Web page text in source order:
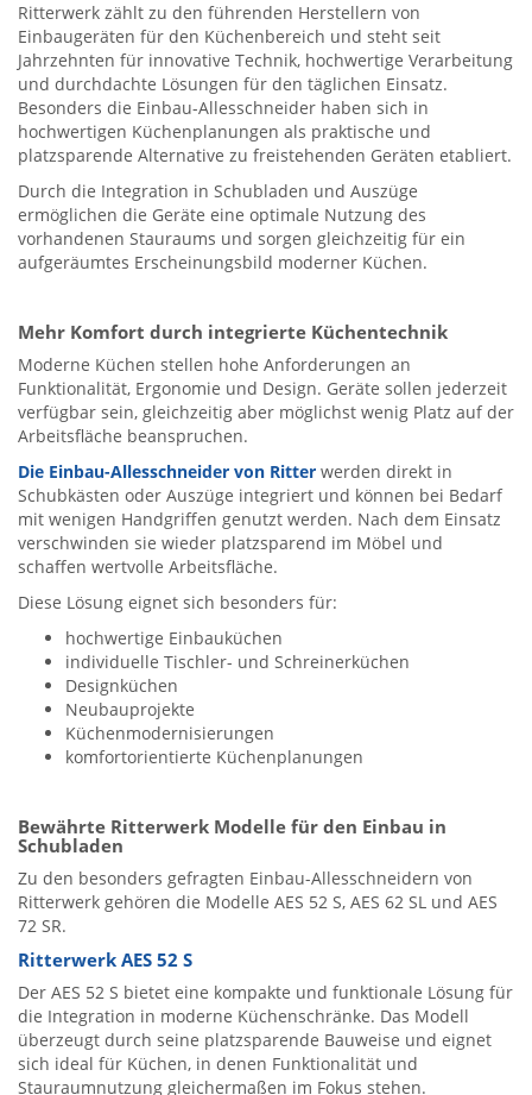
Ritterwerk zählt zu den führenden Herstellern von
Einbaugeräten für den Küchenbereich und steht seit
Jahrzehnten für innovative Technik, hochwertige Verarbeitung
und durchdachte Lösungen für den täglichen Einsatz.
Besonders die Einbau-Allesschneider haben sich in
hochwertigen Küchenplanungen als praktische und
platzsparende Alternative zu freistehenden Geräten etabliert.
Durch die Integration in Schubladen und Auszüge
ermöglichen die Geräte eine optimale Nutzung des
vorhandenen Stauraums und sorgen gleichzeitig für ein
aufgeräumtes Erscheinungsbild moderner Küchen.
Mehr Komfort durch integrierte Küchentechnik
Moderne Küchen stellen hohe Anforderungen an
Funktionalität, Ergonomie und Design. Geräte sollen jederzeit
verfügbar sein, gleichzeitig aber möglichst wenig Platz auf der
Arbeitsfläche beanspruchen.
Die Einbau-Allesschneider von Ritter werden direkt in
Schubkästen oder Auszüge integriert und können bei Bedarf
mit wenigen Handgriffen genutzt werden. Nach dem Einsatz
verschwinden sie wieder platzsparend im Möbel und
schaffen wertvolle Arbeitsfläche.
Diese Lösung eignet sich besonders für:
hochwertige Einbauküchen
individuelle Tischler- und Schreinerküchen
Designküchen
Neubauprojekte
Küchenmodernisierungen
komfortorientierte Küchenplanungen
Bewährte Ritterwerk Modelle für den Einbau in
Schubladen
Zu den besonders gefragten Einbau-Allesschneidern von
Ritterwerk gehören die Modelle AES 52 S, AES 62 SL und AES
72 SR.
Ritterwerk AES 52 S
Der AES 52 S bietet eine kompakte und funktionale Lösung für
die Integration in moderne Küchenschränke. Das Modell
überzeugt durch seine platzsparende Bauweise und eignet
sich ideal für Küchen, in denen Funktionalität und
Stauraumnutzung gleichermaßen im Fokus stehen.